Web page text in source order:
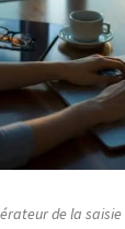
de la